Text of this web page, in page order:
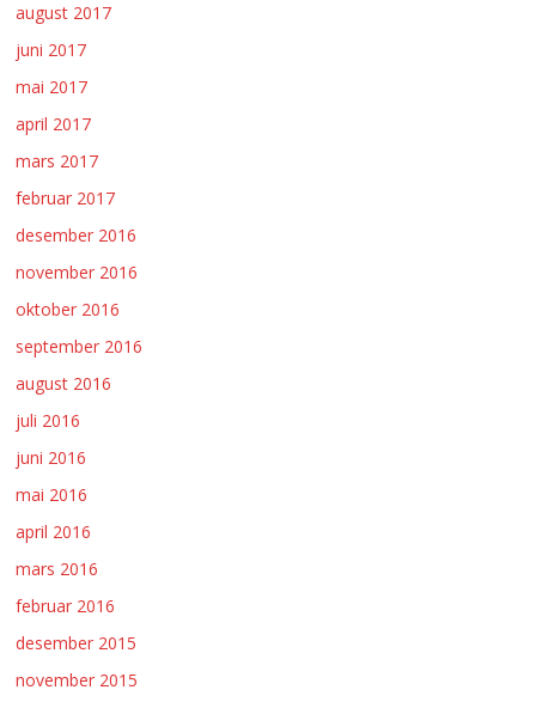
august 2017
juni 2017
mai 2017
april 2017
mars 2017
februar 2017
desember 2016
november 2016
oktober 2016
september 2016
august 2016
juli 2016
juni 2016
mai 2016
april 2016
mars 2016
februar 2016
desember 2015
november 2015